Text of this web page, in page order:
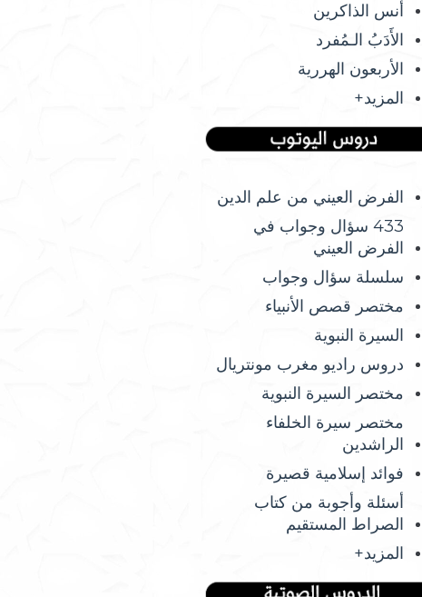
أنس الذاكرين
الأَدَبُ الـمُفرد
الأربعون الهررية
المزيد+
الفرض العيني من علم الدين
433 سؤال وجواب في
الفرض العيني
سلسلة سؤال وجواب
مختصر قصص الأنبياء
السيرة النبوية
دروس راديو مغرب مونتريال
مختصر السيرة النبوية
مختصر سيرة الخلفاء
الراشدين
فوائد إسلامية قصيرة
أسئلة وأجوبة من كتاب
الصراط المستقيم
المزيد+